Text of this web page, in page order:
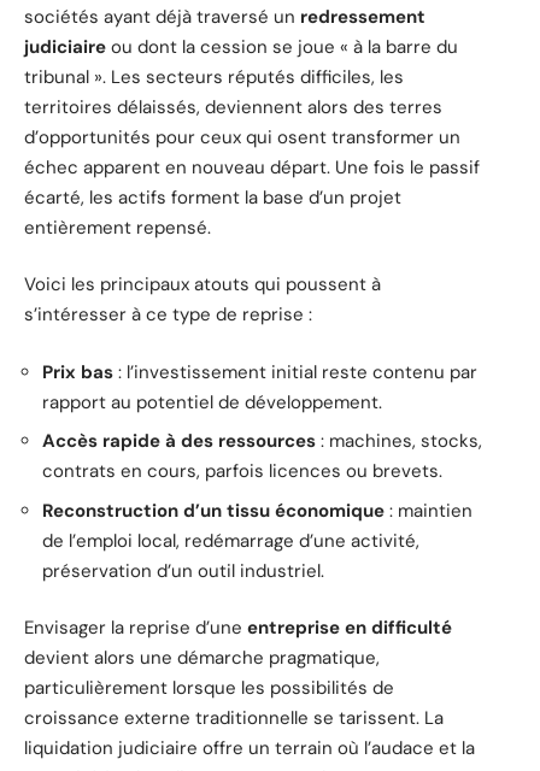
sociétés ayant déjà traversé un redressement
judiciaire ou dont la cession se joue « à la barre du
tribunal ». Les secteurs réputés difficiles, les
territoires délaissés, deviennent alors des terres
d’opportunités pour ceux qui osent transformer un
échec apparent en nouveau départ. Une fois le passif
écarté, les actifs forment la base d’un projet
entièrement repensé.
Voici les principaux atouts qui poussent à
s’intéresser à ce type de reprise :
Prix bas : l’investissement initial reste contenu par
rapport au potentiel de développement.
Accès rapide à des ressources : machines, stocks,
contrats en cours, parfois licences ou brevets.
Reconstruction d’un tissu économique : maintien
de l’emploi local, redémarrage d’une activité,
préservation d’un outil industriel.
Envisager la reprise d’une entreprise en difficulté
devient alors une démarche pragmatique,
particulièrement lorsque les possibilités de
croissance externe traditionnelle se tarissent. La
liquidation judiciaire offre un terrain où l’audace et la